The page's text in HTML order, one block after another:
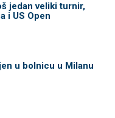
jedan veliki turnir,
i US Open
u bolnicu u Milanu